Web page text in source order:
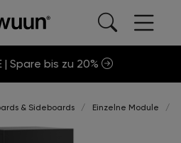
| Spare bis zu 20%
& Sideboards Einzelne Module